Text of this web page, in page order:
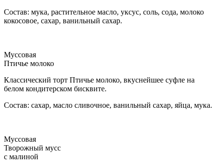
Состав: мука, растительное масло, уксус, соль, сода, молоко
кокосовое, сахар, ванильный сахар.
Муссовая
Птичье молоко
Классический торт Птичье молоко, вкуснейшее суфле на
белом кондитерском бисквите.
Состав: сахар, масло сливочное, ванильный сахар, яйца, мука.
Муссовая
Творожный мусс
с малиной